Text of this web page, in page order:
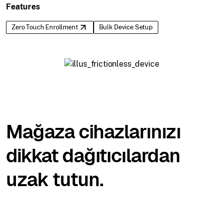
Features
Zero Touch Enrollment Bulk Device Setup
Mağaza cihazlarınızı
dikkat dağıtıcılardan
uzak tutun.